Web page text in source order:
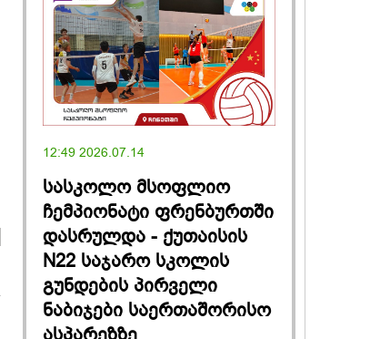
12:49 2026.07.14
სასკოლო მსოფლიო
ჩემპიონატი ფრენბურთში
დასრულდა - ქუთაისის
N22 საჯარო სკოლის
გუნდების პირველი
ნაბიჯები საერთაშორისო